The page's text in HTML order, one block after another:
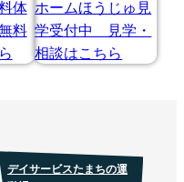
デイサービスたまちの運